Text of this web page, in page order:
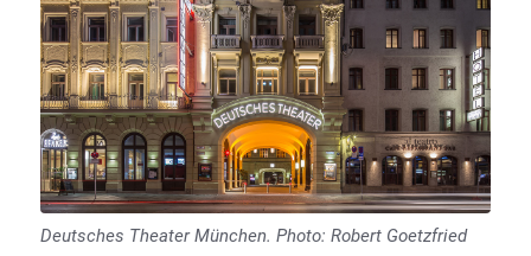
Deutsches Theater München. Photo: Robert Goetzfried